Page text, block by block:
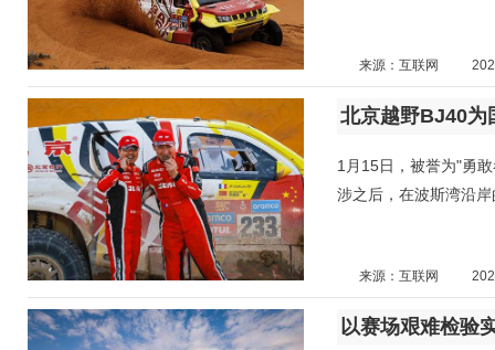
来源：互联网
北京越野BJ40为
1月15日，被誉为"勇
涉之后，在波斯湾沿
来源：互联网
以赛场艰难检验